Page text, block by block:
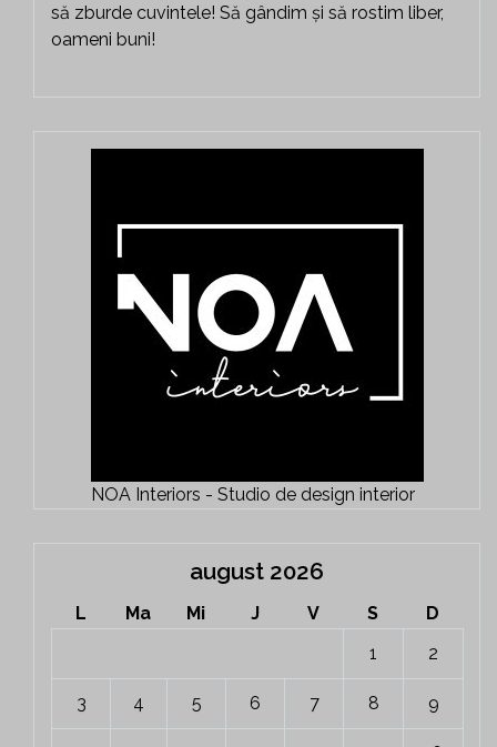
să zburde cuvintele! Să gândim și să rostim liber,
oameni buni!
NOA Interiors - Studio de design interior
august 2026
L Ma Mi J V S
D
1
2
3 4 5 6 7 8 9